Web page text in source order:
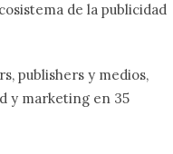
de la publicidad
publishers y medios,
y marketing en 35